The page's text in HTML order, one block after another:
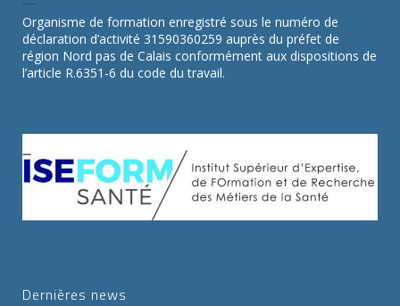
Organisme de formation enregistré sous le numéro de
déclaration d’activité 31590360259 auprès du préfet de
région Nord pas de Calais conformément aux dispositions de
l’article R.6351-6 du code du travail.
Dernières news